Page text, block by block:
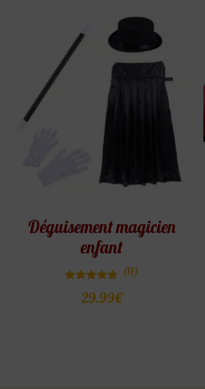
Déguisement magicien
enfant
4.82
(11)
29.99€